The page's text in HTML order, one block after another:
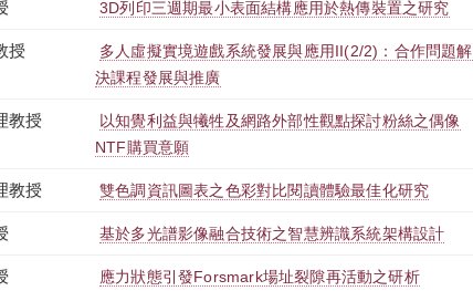
3D列印三週期最小表面結構應用於熱傳裝置之研究
授
多人虛擬實境遊戲系統發展與應用II(2/2)：合作問題解
決課程發展與推廣
教授
以知覺利益與犧牲及網路外部性觀點探討粉絲之偶像
NTF購買意願
教授 雙色調資訊圖表之色彩對比閱讀體驗最佳化研究
基於多光譜影像融合技術之智慧辨識系統架構設計
應力狀態引發Forsmark場址裂隙再活動之研析